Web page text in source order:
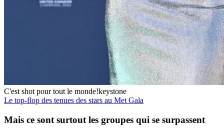
C'est shot pour tout le monde!keystone
Le top-flop des tenues des stars au Met Gala
Mais ce sont surtout les groupes qui se surpassent